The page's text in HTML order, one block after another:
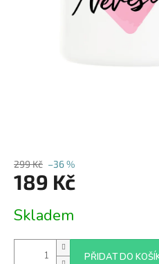
299 Kč –36 %
189 Kč
cena:
Skladem
PŘIDAT DO